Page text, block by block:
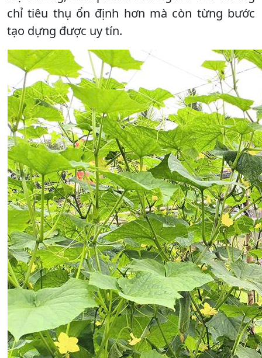
chỉ tiêu thụ ổn định hơn mà còn từng bước
tạo dựng được uy tín.